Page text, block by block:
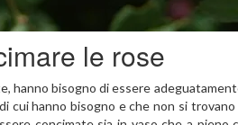
le rose
hanno bisogno di essere
cui hanno bisogno e che non si